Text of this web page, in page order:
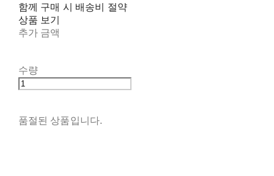
함께 구매 시 배송비 절약
상품 보기
추가 금액
수량
품절된 상품입니다.